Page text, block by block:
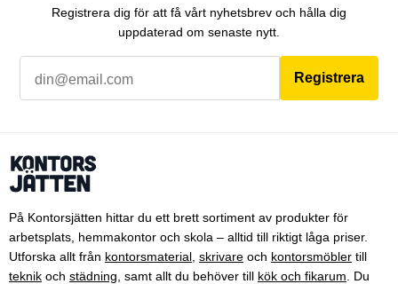
Registrera dig för att få vårt nyhetsbrev och hålla dig
uppdaterad om senaste nytt.
Registrera
På Kontorsjätten hittar du ett brett sortiment av produkter för
arbetsplats, hemmakontor och skola – alltid till riktigt låga priser.
Utforska allt från kontorsmaterial skrivare och kontorsmöbler till
teknik och städning , samt allt du behöver till kök och fikarum . Du